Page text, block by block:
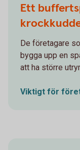
Ett
De företagare
bygga upp en
att ha större
Viktigt för